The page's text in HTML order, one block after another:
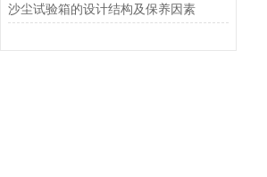
沙尘试验箱的设计结构及保养因素